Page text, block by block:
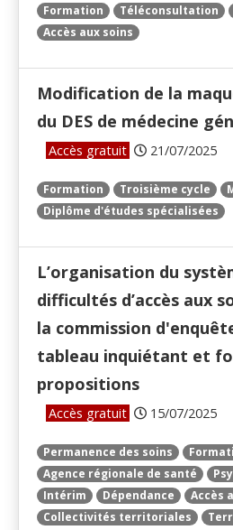
Formation Téléconsultation
Accès aux soins
Modification de la
du DES de médecine
Accès gratuit 21/07/2025
Formation Troisième cycle
Diplôme d'études spécialisées
L’organisation du
difficultés d’accès aux
la commission
tableau inquiétant et
propositions
Accès gratuit 15/07/2025
Permanence des soins
Agence régionale de santé
Intérim
Dépendance
Accès
Collectivités territoriales